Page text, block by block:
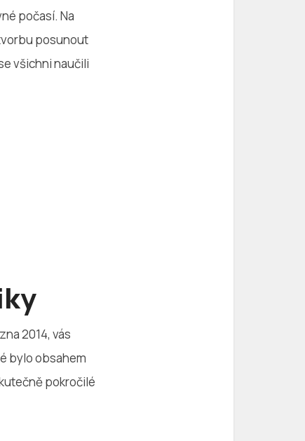
počasí. Na
posunout
všichni naučili
2014, vás
bylo obsahem
pokročilé